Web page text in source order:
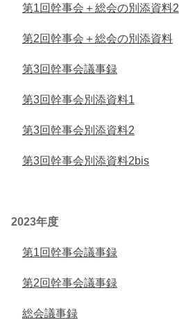
第1回幹事会＋総会の別添資料2
第2回幹事会＋総会の別添資料
第3回幹事会議事録
第3回幹事会別添資料1
第3回幹事会別添資料2
第3回幹事会別添資料2bis
2023年度
第1回幹事会議事録
第2回幹事会議事録
総会議事録